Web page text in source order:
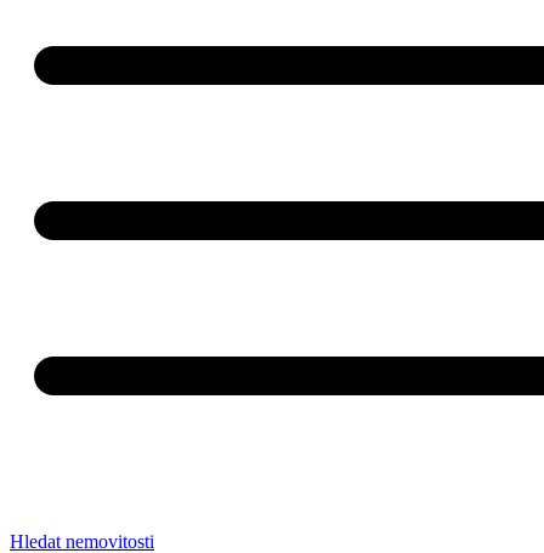
Hledat nemovitosti